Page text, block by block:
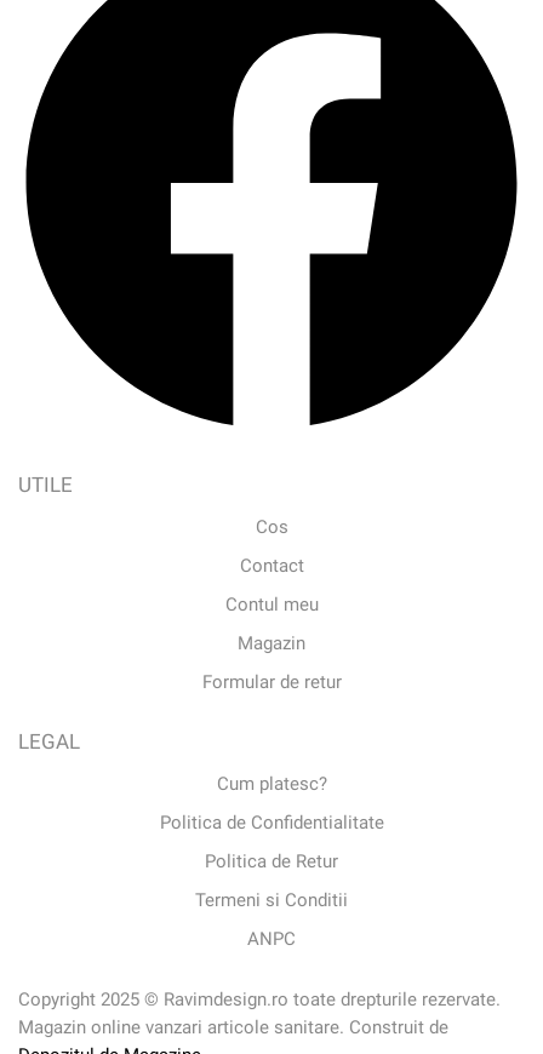
UTILE
Cos
Contact
Contul meu
Magazin
Formular de retur
LEGAL
Cum platesc?
Politica de Confidentialitate
Politica de Retur
Termeni si Conditii
ANPC
Copyright 2025 © Ravimdesign.ro toate drepturile rezervate.
Magazin online vanzari articole sanitare. Construit de